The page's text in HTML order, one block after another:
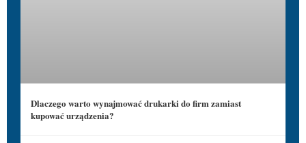
Dlaczego warto wynajmować drukarki do firm zamiast
kupować urządzenia?